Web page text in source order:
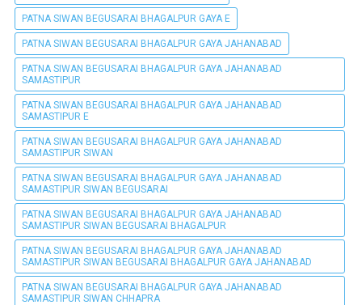
PATNA SIWAN BEGUSARAI BHAGALPUR GAYA E
PATNA SIWAN BEGUSARAI BHAGALPUR GAYA JAHANABAD
PATNA SIWAN BEGUSARAI BHAGALPUR GAYA JAHANABAD
SAMASTIPUR
PATNA SIWAN BEGUSARAI BHAGALPUR GAYA JAHANABAD
SAMASTIPUR E
PATNA SIWAN BEGUSARAI BHAGALPUR GAYA JAHANABAD
SAMASTIPUR SIWAN
PATNA SIWAN BEGUSARAI BHAGALPUR GAYA JAHANABAD
SAMASTIPUR SIWAN BEGUSARAI
PATNA SIWAN BEGUSARAI BHAGALPUR GAYA JAHANABAD
SAMASTIPUR SIWAN BEGUSARAI BHAGALPUR
PATNA SIWAN BEGUSARAI BHAGALPUR GAYA JAHANABAD
SAMASTIPUR SIWAN BEGUSARAI BHAGALPUR GAYA JAHANABAD
PATNA SIWAN BEGUSARAI BHAGALPUR GAYA JAHANABAD
SAMASTIPUR SIWAN CHHAPRA